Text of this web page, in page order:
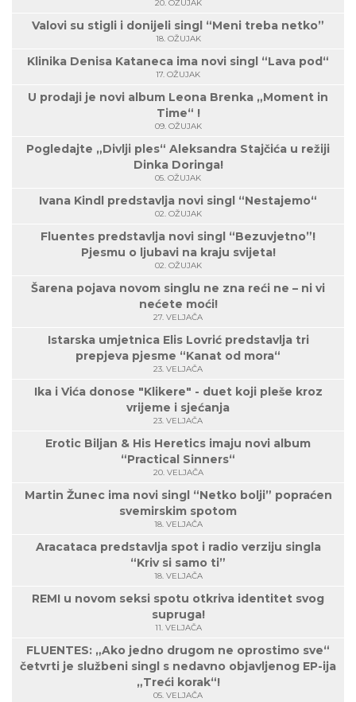
20. OŽUJAK
Valovi su stigli i donijeli singl “Meni treba netko”
18. OŽUJAK
Klinika Denisa Kataneca ima novi singl “Lava pod“
17. OŽUJAK
U prodaji je novi album Leona Brenka „Moment in
Time“ !
09. OŽUJAK
Pogledajte „Divlji ples“ Aleksandra Stajčića u režiji
Dinka Doringa!
05. OŽUJAK
Ivana Kindl predstavlja novi singl “Nestajemo“
02. OŽUJAK
Fluentes predstavlja novi singl “Bezuvjetno”!
Pjesmu o ljubavi na kraju svijeta!
02. OŽUJAK
Šarena pojava novom singlu ne zna reći ne – ni vi
nećete moći!
27. VELJAČA
Istarska umjetnica Elis Lovrić predstavlja tri
prepjeva pjesme “Kanat od mora“
23. VELJAČA
Ika i Vića donose "Klikere" - duet koji pleše kroz
vrijeme i sjećanja
23. VELJAČA
Erotic Biljan & His Heretics imaju novi album
“Practical Sinners“
20. VELJAČA
Martin Žunec ima novi singl “Netko bolji” popraćen
svemirskim spotom
18. VELJAČA
Aracataca predstavlja spot i radio verziju singla
“Kriv si samo ti”
18. VELJAČA
REMI u novom seksi spotu otkriva identitet svog
supruga!
11. VELJAČA
FLUENTES: „Ako jedno drugom ne oprostimo sve“
četvrti je službeni singl s nedavno objavljenog EP-ija
„Treći korak“!
05. VELJAČA